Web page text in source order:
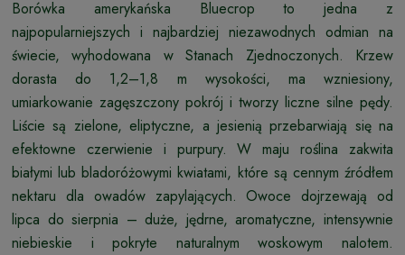
Borówka amerykańska Bluecrop to jedna z
najpopularniejszych i najbardziej niezawodnych odmian na
świecie, wyhodowana w Stanach Zjednoczonych. Krzew
dorasta do 1,2–1,8 m wysokości, ma wzniesiony,
umiarkowanie zagęszczony pokrój i tworzy liczne silne pędy.
Liście są zielone, eliptyczne, a jesienią przebarwiają się na
efektowne czerwienie i purpury. W maju roślina zakwita
białymi lub bladoróżowymi kwiatami, które są cennym źródłem
nektaru dla owadów zapylających. Owoce dojrzewają od
lipca do sierpnia – duże, jędrne, aromatyczne, intensywnie
niebieskie i pokryte naturalnym woskowym nalotem.